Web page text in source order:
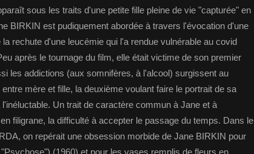
sous les traits d'une petite fille pleine de vie "capturée" en
BIRKIN est pudiquement abordée à travers l'évocation d'une
rechute d'une leucémie qui l'a rendue vulnérable au covid
après le tournage du film, elle était victime de son premier
les addictions (aux somnifères, à l'alcool) surgissent au
mère et fille, la deuxième voulant faire le portrait de sa
Un trait de caractère commun à Jane et à
filigrane, la difficulté à accepter le passage du temps. Dans le
on repérait une obsession morbide de Jane BIRKIN pour
(1960) et pour les vases remplis de fleurs en